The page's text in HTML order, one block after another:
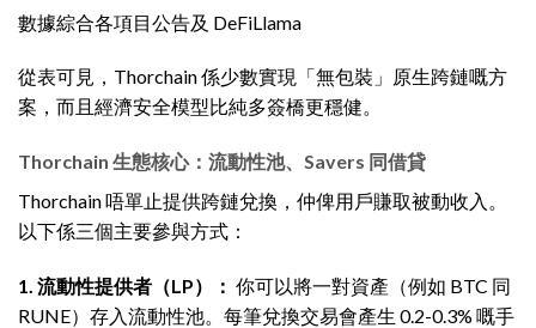
數據綜合各項目公告及 DeFiLlama
從表可見，Thorchain 係少數實現「無包裝」原生跨鏈嘅方
案，而且經濟安全模型比純多簽橋更穩健。
Thorchain 生態核心：流動性池、Savers 同借貸
Thorchain 唔單止提供跨鏈兌換，仲俾用戶賺取被動收入。
以下係三個主要參與方式：
1. 流動性提供者（LP）： 你可以將一對資產（例如 BTC 同
RUNE）存入流動性池。每筆兌換交易會產生 0.2-0.3% 嘅手